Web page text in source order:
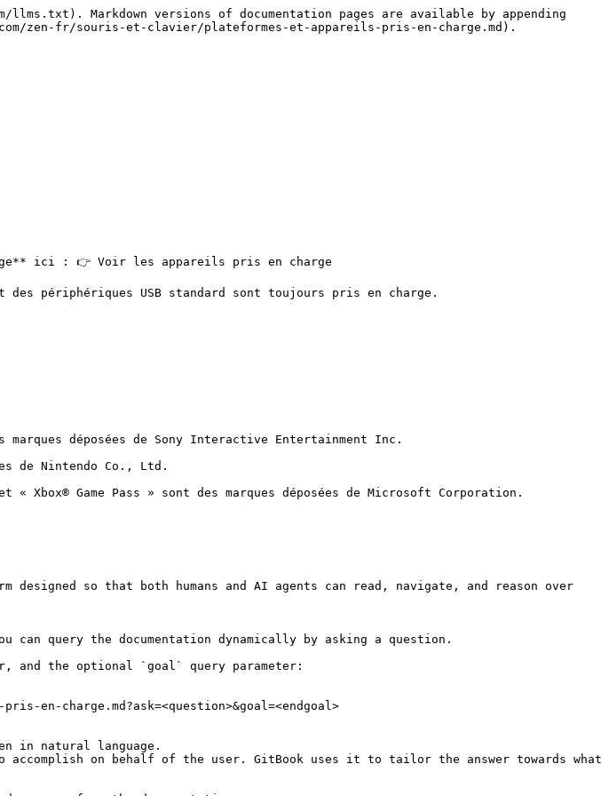
Markdown versions of documentation pages are available by appending
zen-fr/souris-et-clavier/plateformes-et-appareils-pris-en-charge.md).
ici : 👉 Voir les appareils pris en charge﻿﻿
périphériques USB standard sont toujours pris en charge.
déposées de Sony Interactive Entertainment Inc.
de Nintendo Co., Ltd.
Xbox® Game Pass » sont des marques déposées de Microsoft Corporation.
so that both humans and AI agents can read, navigate, and reason over
query the documentation dynamically by asking a question.
and the optional `goal` query parameter:
charge.md?ask=<question>&goal=<endgoal>
in natural language.
on behalf of the user. GitBook uses it to tailor the answer towards what